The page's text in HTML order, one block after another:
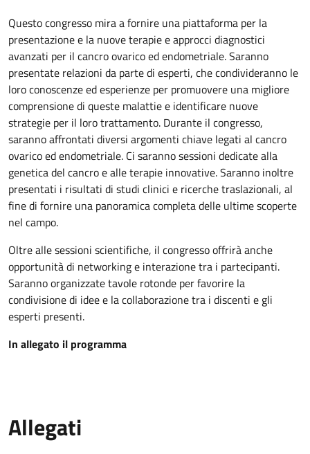
Questo congresso mira a fornire una piattaforma per la
presentazione e la nuove terapie e approcci diagnostici
avanzati per il cancro ovarico ed endometriale. Saranno
presentate relazioni da parte di esperti, che condivideranno le
loro conoscenze ed esperienze per promuovere una migliore
comprensione di queste malattie e identificare nuove
strategie per il loro trattamento. Durante il congresso,
saranno affrontati diversi argomenti chiave legati al cancro
ovarico ed endometriale. Ci saranno sessioni dedicate alla
genetica del cancro e alle terapie innovative. Saranno inoltre
presentati i risultati di studi clinici e ricerche traslazionali, al
fine di fornire una panoramica completa delle ultime scoperte
nel campo.
Oltre alle sessioni scientifiche, il congresso offrirà anche
opportunità di networking e interazione tra i partecipanti.
Saranno organizzate tavole rotonde per favorire la
condivisione di idee e la collaborazione tra i discenti e gli
esperti presenti.
In allegato il programma
Allegati